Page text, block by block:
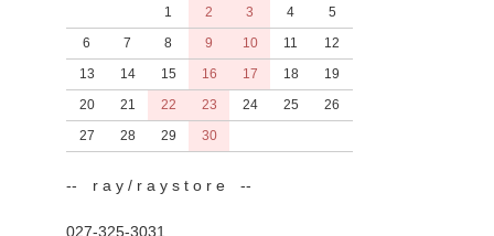
1
2 3 4
5
6
7 8 9 10 11
12
13
14 15 16 17 18
19
20
21 22 23 24 25
26
27
28 29 30
-- r a y / r a y s t o r e --
027-325-3031